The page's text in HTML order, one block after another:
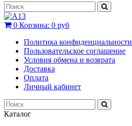
0 Корзина: 0 руб
Политика
Пользовательское соглашение
Условия обмена и возврата
Доставка
Оплата
Личный кабинет
Каталог